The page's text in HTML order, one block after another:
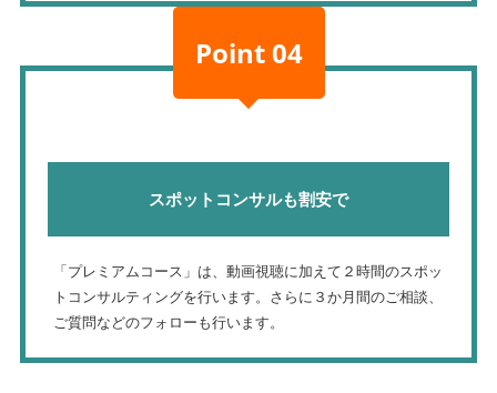
Point 04
スポットコンサルも割安で
「プレミアムコース」は、動画視聴に加えて２時間のスポッ
トコンサルティングを行います。さらに３か月間のご相談、
ご質問などのフォローも行います。